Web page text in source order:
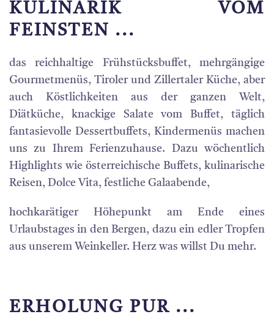
KULINARIK VOM
FEINSTEN ...
das reichhaltige Frühstücksbuffet, mehrgängige
Gourmetmenüs, Tiroler und Zillertaler Küche, aber
auch Köstlichkeiten aus der ganzen Welt,
Diätküche, knackige Salate vom Buffet, täglich
fantasievolle Dessertbuffets, Kindermenüs machen
uns zu Ihrem Ferienzuhause. Dazu wöchentlich
Highlights wie österreichische Buffets, kulinarische
Reisen, Dolce Vita, festliche Galaabende,
hochkarätiger Höhepunkt am Ende eines
Urlaubstages in den Bergen, dazu ein edler Tropfen
aus unserem Weinkeller. Herz was willst Du mehr.
ERHOLUNG PUR ...